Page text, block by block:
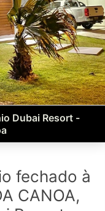
Dubai Resort -
fechado à
CANOA,